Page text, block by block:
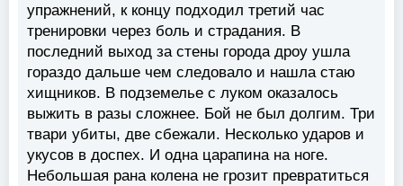
упражнений, к концу подходил третий час
тренировки через боль и страдания. В
последний выход за стены города дроу ушла
гораздо дальше чем следовало и нашла стаю
хищников. В подземелье с луком оказалось
выжить в разы сложнее. Бой не был долгим. Три
твари убиты, две сбежали. Несколько ударов и
укусов в доспех. И одна царапина на ноге.
Небольшая рана колена не грозит превратиться